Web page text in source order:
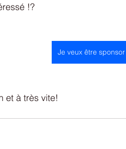
!?
Je veux être sponsor
et à très vite!